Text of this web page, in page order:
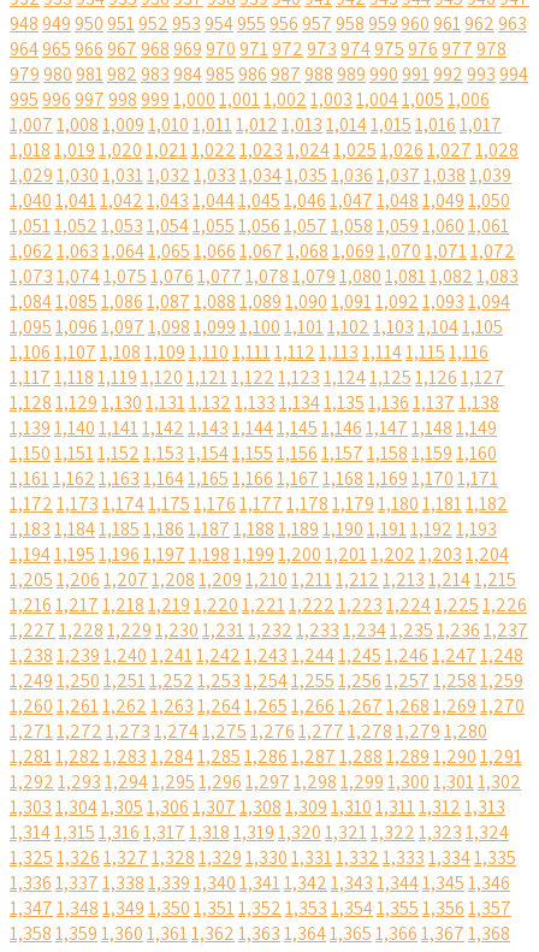
948949950951952953954955956957958959960961962963
964965966967968969970971972973974975976977978
979980981982983984985986987988989990991992993994
9959969979989991,0001,0011,0021,0031,0041,0051,006
1,0071,0081,0091,0101,0111,0121,0131,0141,0151,0161,017
1,0181,0191,0201,0211,0221,0231,0241,0251,0261,0271,028
1,0291,0301,0311,0321,0331,0341,0351,0361,0371,0381,039
1,0401,0411,0421,0431,0441,0451,0461,0471,0481,0491,050
1,0511,0521,0531,0541,0551,0561,0571,0581,0591,0601,061
1,0621,0631,0641,0651,0661,0671,0681,0691,0701,0711,072
1,0731,0741,0751,0761,0771,0781,0791,0801,0811,0821,083
1,0841,0851,0861,0871,0881,0891,0901,0911,0921,0931,094
1,0951,0961,0971,0981,0991,1001,1011,1021,1031,1041,105
1,1061,1071,1081,1091,1101,1111,1121,1131,1141,1151,116
1,1171,1181,1191,1201,1211,1221,1231,1241,1251,1261,127
1,1281,1291,1301,1311,1321,1331,1341,1351,1361,1371,138
1,1391,1401,1411,1421,1431,1441,1451,1461,1471,1481,149
1,1501,1511,1521,1531,1541,1551,1561,1571,1581,1591,160
1,1611,1621,1631,1641,1651,1661,1671,1681,1691,1701,171
1,1721,1731,1741,1751,1761,1771,1781,1791,1801,1811,182
1,1831,1841,1851,1861,1871,1881,1891,1901,1911,1921,193
1,1941,1951,1961,1971,1981,1991,2001,2011,2021,2031,204
1,2051,2061,2071,2081,2091,2101,2111,2121,2131,2141,215
1,2161,2171,2181,2191,2201,2211,2221,2231,2241,2251,226
1,2271,2281,2291,2301,2311,2321,2331,2341,2351,2361,237
1,2381,2391,2401,2411,2421,2431,2441,2451,2461,2471,248
1,2491,2501,2511,2521,2531,2541,2551,2561,2571,2581,259
1,2601,2611,2621,2631,2641,2651,2661,2671,2681,2691,270
1,2711,2721,2731,2741,2751,2761,2771,2781,2791,280
1,2811,2821,2831,2841,2851,2861,2871,2881,2891,2901,291
1,2921,2931,2941,2951,2961,2971,2981,2991,3001,3011,302
1,3031,3041,3051,3061,3071,3081,3091,3101,3111,3121,313
1,3141,3151,3161,3171,3181,3191,3201,3211,3221,3231,324
1,3251,3261,3271,3281,3291,3301,3311,3321,3331,3341,335
1,3361,3371,3381,3391,3401,3411,3421,3431,3441,3451,346
1,3471,3481,3491,3501,3511,3521,3531,3541,3551,3561,357
1,3581,3591,3601,3611,3621,3631,3641,3651,3661,3671,368